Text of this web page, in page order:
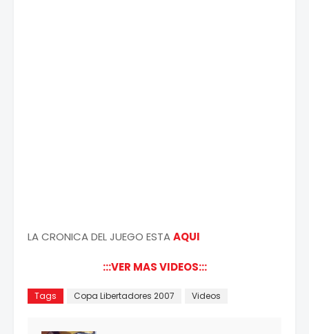
LA CRONICA DEL JUEGO ESTAAQUI
:::VER MAS VIDEOS:::
Tags Copa Libertadores 2007 Videos